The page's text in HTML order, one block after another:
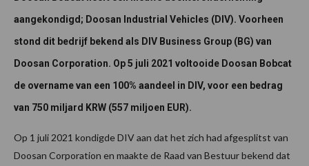
aangekondigd; Doosan Industrial Vehicles (DIV). Voorheen
stond dit bedrijf bekend als DIV Business Group (BG) van
Doosan Corporation. Op 5 juli 2021 voltooide Doosan Bobcat
de overname van een 100% aandeel in DIV, voor een bedrag
van 750 miljard KRW (557 miljoen EUR).
Op 1 juli 2021 kondigde DIV aan dat het zich had afgesplitst van
Doosan Corporation en maakte de Raad van Bestuur bekend dat